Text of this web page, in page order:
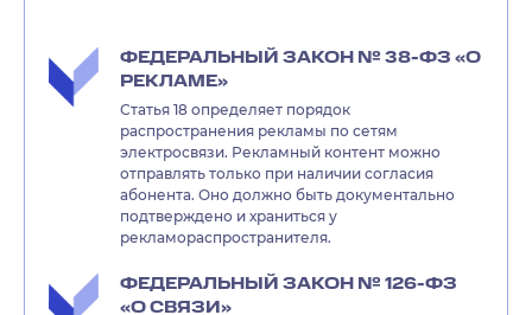
ФЕДЕРАЛЬНЫЙ ЗАКОН № 38-ФЗ «О
РЕКЛАМЕ»
Статья 18 определяет порядок
распространения рекламы по сетям
электросвязи. Рекламный контент можно
отправлять только при наличии согласия
абонента. Оно должно быть документально
подтверждено и храниться у
рекламораспространителя.
ФЕДЕРАЛЬНЫЙ ЗАКОН № 126-ФЗ
«О СВЯЗИ»